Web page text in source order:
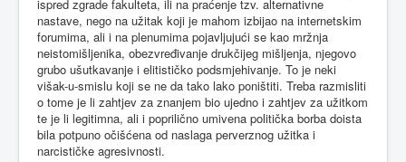
ispred zgrade fakulteta, ili na praćenje tzv. alternativne
nastave, nego na užitak koji je mahom izbijao na internetskim
forumima, ali i na plenumima pojavljujući se kao mržnja
neistomišljenika, obezvređivanje drukčijeg mišljenja, njegovo
grubo ušutkavanje i elitističko podsmjehivanje. To je neki
višak-u-smislu koji se ne da tako lako poništiti. Treba razmisliti
o tome je li zahtjev za znanjem bio ujedno i zahtjev za užitkom
te je li legitimna, ali i poprilično umivena politička borba doista
bila potpuno očišćena od naslaga perverznog užitka i
narcističke agresivnosti.